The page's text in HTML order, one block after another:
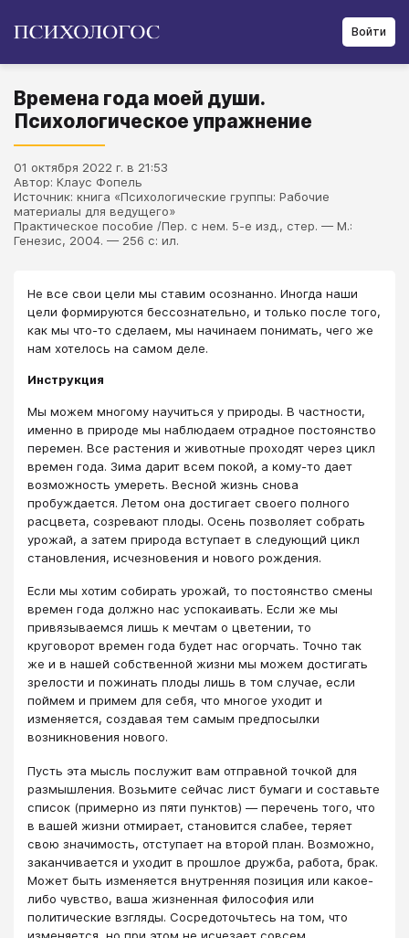
Войти
Времена года моей души.
Психологическое упражнение
01 октября 2022 г. в 21:53
Автор: Клаус Фопель
Источник: книга «Психологические группы: Рабочие
материалы для ведущего»
Практическое пособие /Пер. с нем. 5-е изд., стер. — М.:
Генезис, 2004. — 256 с: ил.
Не все свои цели мы ставим осознанно. Иногда наши
цели формируются бессознательно, и только после того,
как мы что-то сделаем, мы начинаем понимать, чего же
нам хотелось на самом деле.
Инструкция
Мы можем многому научиться у природы. В частности,
именно в природе мы наблюдаем отрадное постоянство
перемен. Все растения и животные проходят через цикл
времен года. Зима дарит всем покой, а кому-то дает
возможность умереть. Весной жизнь снова
пробуждается. Летом она достигает своего полного
расцвета, созревают плоды. Осень позволяет собрать
урожай, а затем природа вступает в следующий цикл
становления, исчезновения и нового рождения.
Если мы хотим собирать урожай, то постоянство смены
времен года должно нас успокаивать. Если же мы
привязываемся лишь к мечтам о цветении, то
круговорот времен года будет нас огорчать. Точно так
же и в нашей собственной жизни мы можем достигать
зрелости и пожинать плоды лишь в том случае, если
поймем и примем для себя, что многое уходит и
изменяется, создавая тем самым предпосылки
возникновения нового.
Пусть эта мысль послужит вам отправной точкой для
размышления. Возьмите сейчас лист бумаги и составьте
список (примерно из пяти пунктов) — перечень того, что
в вашей жизни отмирает, становится слабее, теряет
свою значимость, отступает на второй план. Возможно,
заканчивается и уходит в прошлое дружба, работа, брак.
Может быть изменяется внутренняя позиция или какое-
либо чувство, ваша жизненная философия или
политические взгляды. Сосредоточьтесь на том, что
изменяется, но при этом не исчезает совсем.